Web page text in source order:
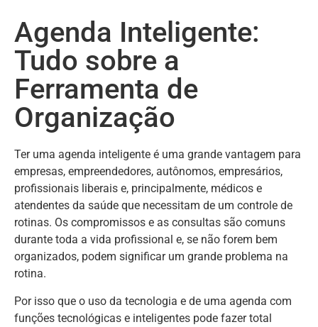
Agenda Inteligente:
Tudo sobre a
Ferramenta de
Organização
‌Ter uma agenda inteligente é uma grande vantagem para
empresas, empreendedores, autônomos, empresários,
profissionais liberais e, principalmente, médicos e
atendentes da saúde que necessitam de um controle de
rotinas. Os compromissos e as consultas são comuns
durante toda a vida profissional e, se não forem bem
organizados, podem significar um grande problema na
rotina.
Por isso que o uso da tecnologia e de uma agenda com
funções tecnológicas e inteligentes pode fazer total